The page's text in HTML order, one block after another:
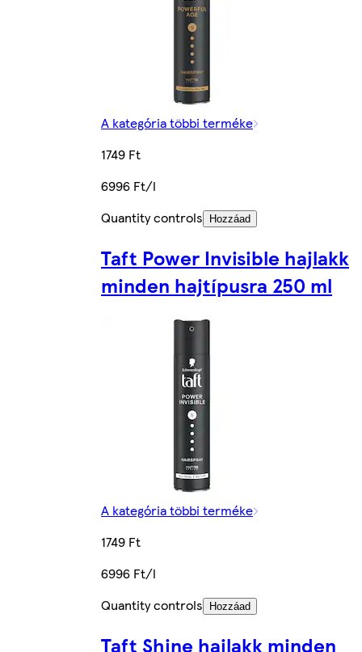
A kategória többi terméke
1749 Ft
6996 Ft/l
Quantity controls
Hozzáad
Taft Power Invisible hajlakk
minden hajtípusra 250 ml
A kategória többi terméke
1749 Ft
6996 Ft/l
Quantity controls
Hozzáad
Taft Shine hajlakk minden